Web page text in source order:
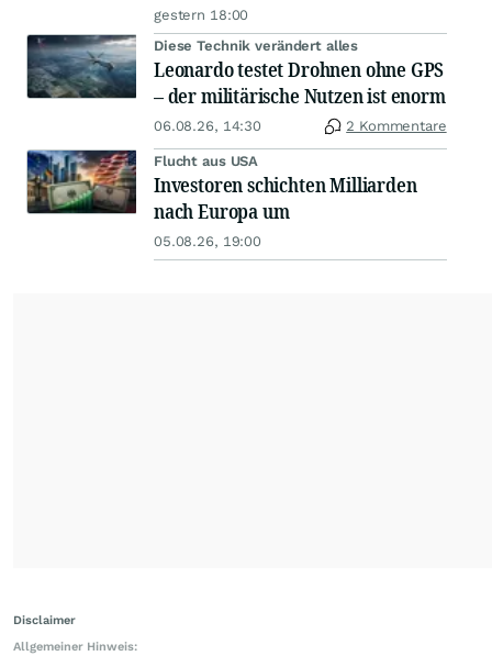
gestern 18:00
Diese Technik verändert alles
Leonardo testet Drohnen ohne GPS
– der militärische Nutzen ist enorm
06.08.26, 14:30 2 Kommentare
Flucht aus USA
Investoren schichten Milliarden
nach Europa um
05.08.26, 19:00
Disclaimer
Allgemeiner Hinweis: